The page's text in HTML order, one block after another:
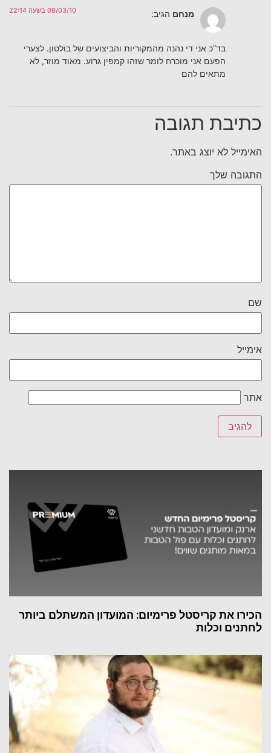
מנחם הגיב: 08/03/10 בשעה 22:14
בד”כ אני די נהנה מהמקוריות והביצועים של בולטון. לצערי
הפעם אני מוכרח לומר שזהו קמפין גרוע. מאוד מוזר, לא
מתאים להם
כתיבת תגובה
האימייל לא יוצג באתר.
התגובה שלך
שם
אימייל
אתר
הכירו את קריסטל פרימיום: המועדון המשתלם ביותר
לחתנים וכלות